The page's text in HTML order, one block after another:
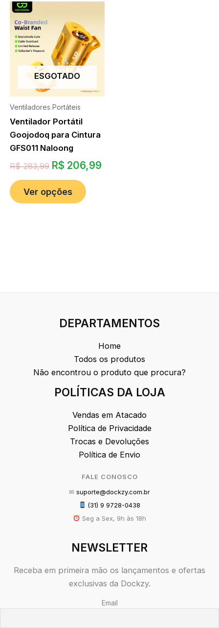
ESGOTADO
Ventiladores Portáteis
Ventilador Portátil
Goojodoq para Cintura
GFS011 Naloong
R$283,99 R$ 206,99
Ver opções
DEPARTAMENTOS
Home
Todos os produtos
Não encontrou o produto que procura?
POLÍTICAS DA LOJA
Vendas em Atacado
Política de Privacidade
Trocas e Devoluções
Política de Envio
FALE CONOSCO
✉ suporte@dockzy.com.br
(31) 9 9728-0438
Seg a Sex, 9h às 18h
NEWSLETTER
Receba em primeira mão os lançamentos e ofertas
exclusivas da Dockzy.
Email